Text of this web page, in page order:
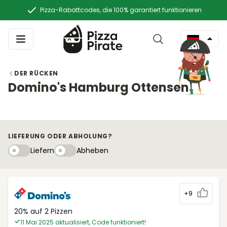
Pizza-Rabattcodes, die 100% garantiert funktionieren
DER RÜCKEN
Domino's Hamburg Ottensen
LIEFERUNG ODER ABHOLUNG?
LiefernLiefernAbhebeny
Abheben
+9
20% auf 2 Pizzen
11 Mai 2025 aktualisiert, Code funktioniert!